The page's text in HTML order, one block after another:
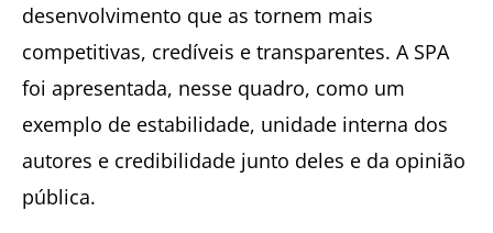
desenvolvimento que as tornem mais
competitivas, credíveis e transparentes. A SPA
foi apresentada, nesse quadro, como um
exemplo de estabilidade, unidade interna dos
autores e credibilidade junto deles e da opinião
pública.